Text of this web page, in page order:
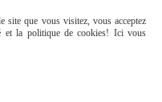
site que vous visitez, vous acceptez
et la politique de cookies! Ici vous